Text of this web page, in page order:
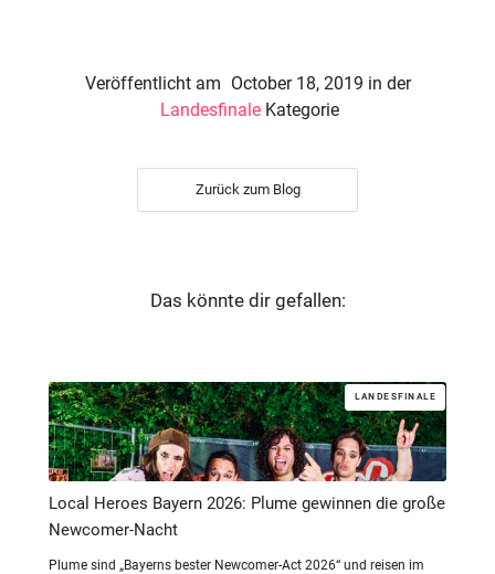
Veröffentlicht am October 18, 2019 in der
Landesfinale Kategorie
Zurück zum Blog
Das könnte dir gefallen:
LANDESFINALE
Local Heroes Bayern 2026: Plume gewinnen die große
Newcomer-Nacht
Plume sind „Bayerns bester Newcomer-Act 2026“ und reisen im